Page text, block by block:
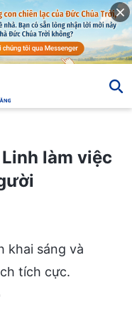
người
làm việc
khai sáng và
tích cực.